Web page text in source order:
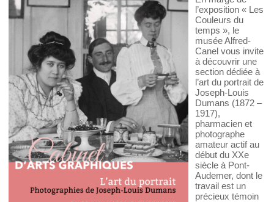
En marge de
l’exposition « Les
Couleurs du
temps », le
musée Alfred-
Canel vous invite
à découvrir une
section dédiée à
l’art du portrait de
Joseph-Louis
Dumans (1872 –
1917),
pharmacien et
photographe
amateur actif au
début du XXe
siècle à Pont-
Audemer, dont le
travail est un